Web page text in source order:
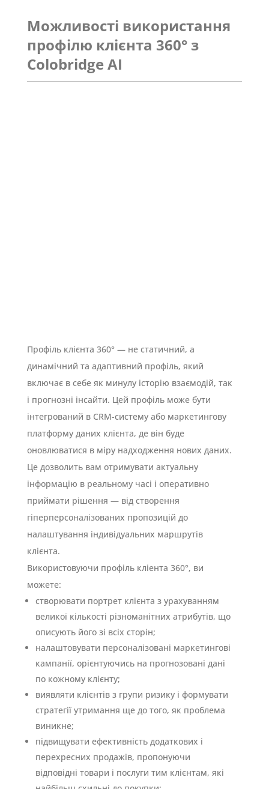
Можливості використання
профілю клієнта 360° з
Colobridge AI
Профіль клієнта 360° — не статичний, а
динамічний та адаптивний профіль, який
включає в себе як минулу історію взаємодій, так
і прогнозні інсайти. Цей профіль може бути
інтегрований в CRM-систему або маркетингову
платформу даних клієнта, де він буде
оновлюватися в міру надходження нових даних.
Це дозволить вам отримувати актуальну
інформацію в реальному часі і оперативно
приймати рішення — від створення
гіперперсоналізованих пропозицій до
налаштування індивідуальних маршрутів
клієнта.
Використовуючи профіль кліента 360°, ви
можете:
створювати портрет клієнта з урахуванням
великої кількості різноманітних атрибутів, що
описують його зі всіх сторін;
налаштовувати персоналізовані маркетингові
кампанії, орієнтуючись на прогнозовані дані
по кожному клієнту;
виявляти клієнтів з групи ризику і формувати
стратегії утримання ще до того, як проблема
виникне;
підвищувати ефективність додаткових і
перехресних продажів, пропонуючи
відповідні товари і послуги тим клієнтам, які